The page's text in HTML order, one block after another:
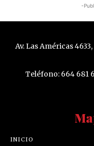
-
Av. Las Américas
Teléfono: 664 681
INICIO